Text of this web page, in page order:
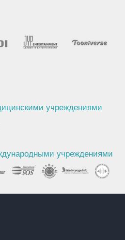
учреждениями
учреждениями